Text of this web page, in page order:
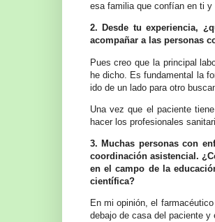
esa familia que confían en ti
2. Desde tu experiencia,
acompañar a las personas
Pues creo que la principal
he dicho. Es fundamental la
ido de un lado para otro
Una vez que el paciente
hacer los profesionales
3. Muchas personas con
coordinación asistencial.
en el campo de la
científica?
En mi opinión, el
debajo de casa del paciente y